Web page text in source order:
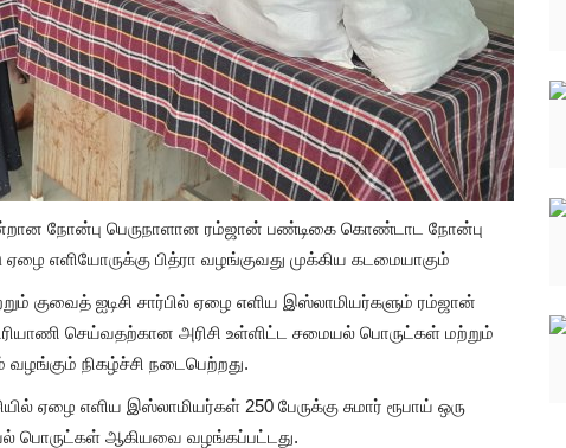
நோன்பு பெருநாளான ரம்ஜான் பண்டிகை கொண்டாட நோன்பு
எளியோருக்கு பித்ரா வழங்குவது முக்கிய கடமையாகும்
ஐடிசி சார்பில் ஏழை எளிய இஸ்லாமியர்களும் ரம்ஜான்
செய்வதற்கான அரிசி உள்ளிட்ட சமையல் பொருட்கள் மற்றும்
நிகழ்ச்சி நடைபெற்றது.
ஏழை எளிய இஸ்லாமியர்கள் 250 பேருக்கு சுமார் ரூபாய் ஒரு
பொருட்கள் ஆகியவை வழங்கப்பட்டது.